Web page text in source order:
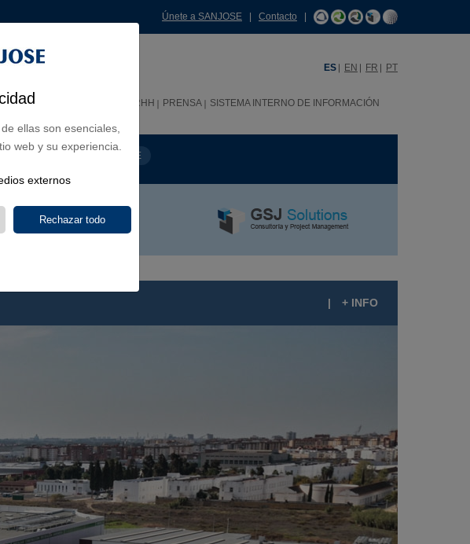
ellas son esenciales,
web y su experiencia.
externos
Únete a SANJOSE Contacto
ES EN FR PT
INNOVACIÓN RRHH PRENSA SISTEMA INTERNO DE INFORMACIÓN
OBRA POR NOMBRE
| + INFO
> Locales comerciales.50.800 m²
> Plazas de aparcamiento. 2.200
> Arquitecto. Ramón Ramírez Miranda